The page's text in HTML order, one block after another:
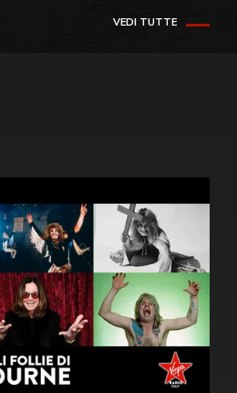
VEDI TUTTE